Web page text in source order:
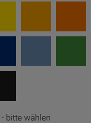
- bitte wählen